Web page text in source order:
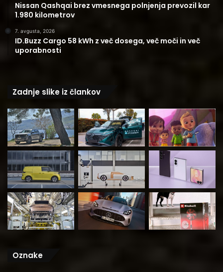
Nissan Qashqai brez vmesnega polnjenja prevozil kar
1.980 kilometrov
7. avgusta, 2026
ID.Buzz Cargo 58 kWh z več dosega, več moči in več
uporabnosti
Zadnje slike iz člankov
Oznake